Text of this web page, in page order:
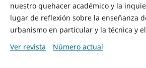
nuestro quehacer académico y la
lugar de reflexión sobre la enseñanza
urbanismo en particular y la técnica y
Ver revista
Número actual